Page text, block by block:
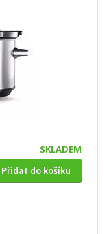
SKLADEM
Přidat do košíku